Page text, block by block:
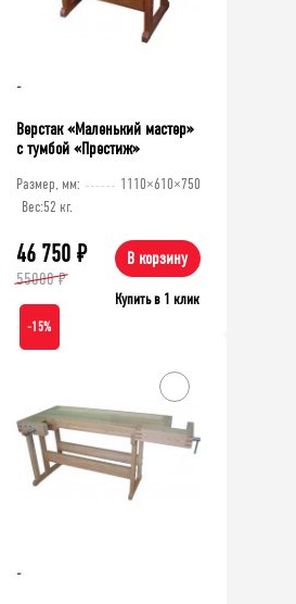
-
Верстак «Маленький мастер»
с тумбой «Престиж»
Размер, мм:
1110×610×750
Вес:52 кг.
46 750 ₽
55000 ₽
В корзину
Купить в 1 клик
-15%
-